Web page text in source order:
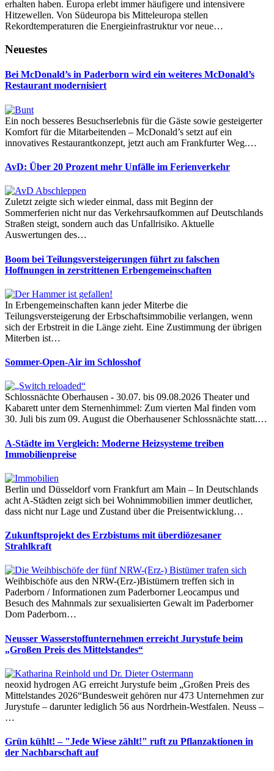
erhalten haben. Europa erlebt immer häufigere und intensivere
Hitzewellen. Von Südeuropa bis Mitteleuropa stellen
Rekordtemperaturen die Energieinfrastruktur vor neue…
Neuestes
Bei McDonald’s in Paderborn wird ein weiteres McDonald’s
Restaurant modernisiert
Ein noch besseres Besuchserlebnis für die Gäste sowie gesteigerter
Komfort für die Mitarbeitenden – McDonald’s setzt auf ein
innovatives Restaurantkonzept, jetzt auch am Frankfurter Weg.…
AvD: Über 20 Prozent mehr Unfälle im Ferienverkehr
Zuletzt zeigte sich wieder einmal, dass mit Beginn der
Sommerferien nicht nur das Verkehrsaufkommen auf Deutschlands
Straßen steigt, sondern auch das Unfallrisiko. Aktuelle
Auswertungen des…
Boom bei Teilungsversteigerungen führt zu falschen
Hoffnungen in zerstrittenen Erbengemeinschaften
In Erbengemeinschaften kann jeder Miterbe die
Teilungsversteigerung der Erbschaftsimmobilie verlangen, wenn
sich der Erbstreit in die Länge zieht. Eine Zustimmung der übrigen
Miterben ist…
Sommer-Open-Air im Schlosshof
Schlossnächte Oberhausen - 30.07. bis 09.08.2026 Theater und
Kabarett unter dem Sternenhimmel: Zum vierten Mal finden vom
30. Juli bis zum 09. August die Oberhausener Schlossnächte statt.…
A-Städte im Vergleich: Moderne Heizsysteme treiben
Immobilienpreise
Berlin und Düsseldorf vorn Frankfurt am Main – In Deutschlands
acht A-Städten zeigt sich bei Wohnimmobilien immer deutlicher,
dass nicht nur Lage und Zustand über die Preisentwicklung…
Zukunftsprojekt des Erzbistums mit überdiözesaner
Strahlkraft
Weihbischöfe aus den NRW-(Erz-)Bistümern treffen sich in
Paderborn / Informationen zum Paderborner Leocampus und
Besuch des Mahnmals zur sexualisierten Gewalt im Paderborner
Dom Paderborn…
Neusser Wasserstoffunternehmen erreicht Jurystufe beim
„Großen Preis des Mittelstandes“
neoxid hydrogen AG erreicht Jurystufe beim „Großen Preis des
Mittelstandes 2026“Bundesweit gehören nur 473 Unternehmen zur
Jurystufe – darunter lediglich 56 aus Nordrhein-Westfalen. Neuss –
…
Grün kühlt! – "Jede Wiese zählt!" ruft zu Pflanzaktionen in
der Nachbarschaft auf